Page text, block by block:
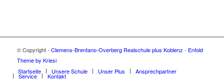
© Copyright - Clemens-Brentano-Overberg Realschule plus Koblenz - Enfold
Theme by Kriesi
Startseite
Unsere Schule Unser Plus Ansprechpartner
Service Kontakt